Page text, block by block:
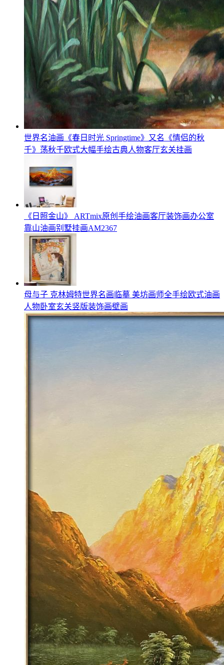
世界名油画《春日时光 Springtime》又名《情侣的秋
千》荡秋千欧式大幅手绘古典人物客厅玄关挂画
《日照金山》 ARTmix原创手绘油画客厅装饰画办公室
靠山油画别墅挂画AM2367
母与子 克林姆特世界名画临摹 美坊画师全手绘欧式油画
人物卧室玄关竖版装饰画壁画